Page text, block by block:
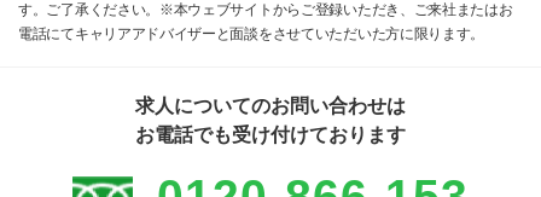
す。ご了承ください。※本ウェブサイトからご登録いただき、ご来社またはお
電話にてキャリアアドバイザーと面談をさせていただいた方に限ります。
求人についてのお問い合わせは
お電話でも受け付けております